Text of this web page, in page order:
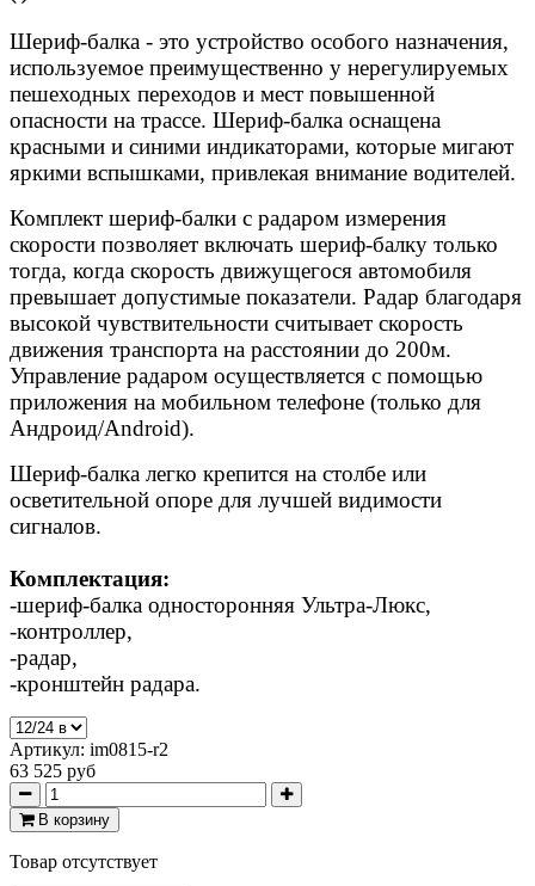
Шериф-балка - это устройство особого назначения,
используемое преимущественно у нерегулируемых
пешеходных переходов и мест повышенной
опасности на трассе. Шериф-балка оснащена
красными и синими индикаторами, которые мигают
яркими вспышками, привлекая внимание водителей.
Комплект шериф-балки с радаром измерения
скорости позволяет включать шериф-балку только
тогда, когда скорость движущегося автомобиля
превышает допустимые показатели. Радар благодаря
высокой чувствительности считывает скорость
движения транспорта на расстоянии до 200м.
Управление радаром осуществляется с помощью
приложения на мобильном телефоне (только для
Андроид/Android).
Шериф-балка легко крепится на столбе или
осветительной опоре для лучшей видимости
сигналов.
Комплектация:
-шериф-балка односторонняя Ультра-Люкс,
-контроллер,
-радар,
-кронштейн радара.
Артикул: im0815-r2
63 525 руб
В корзину
Товар отсутствует